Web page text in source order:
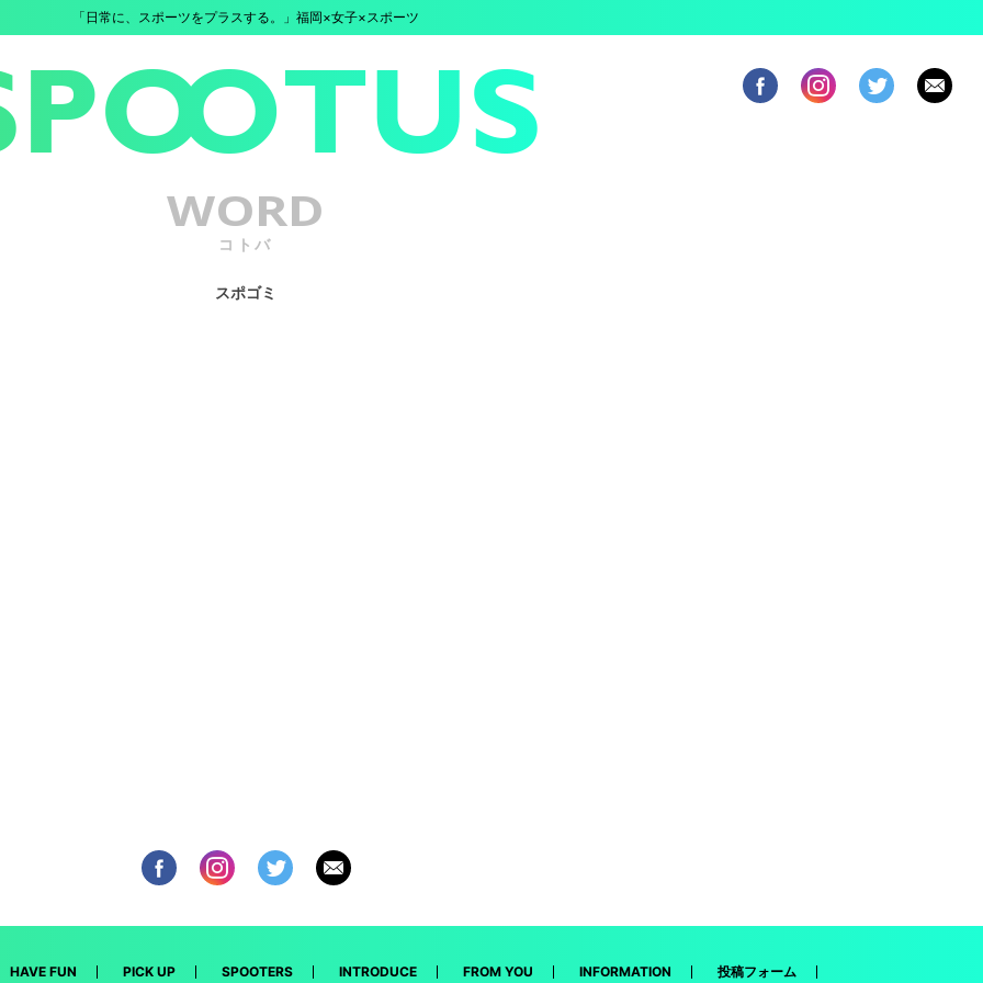
「日常に、スポーツをプラスする。」福岡×女子×スポーツ
WORD
コトバ
スポゴミ
HAVE FUN PICK UP SPOOTERS INTRODUCE FROM YOU INFORMATION 投稿フォーム